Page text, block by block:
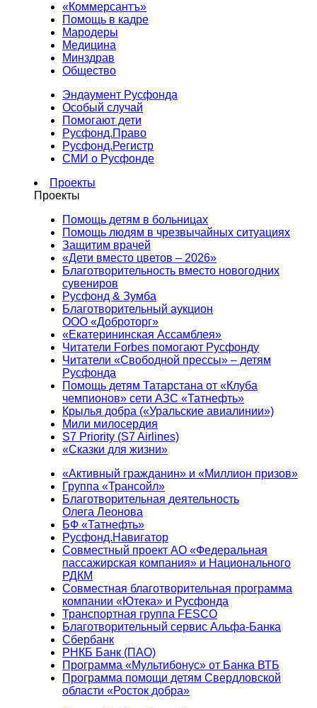
«Коммерсантъ»
Помощь в кадре
Мародеры
Медицина
Минздрав
Общество
Эндаумент Русфонда
Особый случай
Помогают дети
Русфонд.Право
Русфонд.Регистр
СМИ о Русфонде
Проекты
Проекты
Помощь детям в больницах
Помощь людям в чрезвычайных ситуациях
Защитим врачей
«Дети вместо цветов – 2026»
Благотворительность вместо новогодних
сувениров
Русфонд & Зумба
Благотворительный аукцион
ООО «Доброторг»
«Екатерининская Ассамблея»
Читатели Forbes помогают Русфонду
Читатели «Свободной прессы» – детям
Русфонда
Помощь детям Татарстана от «Клуба
чемпионов» сети АЗС «Татнефть»
Крылья добра («Уральские авиалинии»)
Мили милосердия
S7 Priority (S7 Airlines)
«Сказки для жизни»
«Активный гражданин» и «Миллион призов»
Группа «Трансойл»
Благотворительная деятельность
Олега Леонова
БФ «Татнефть»
Русфонд.Навигатор
Совместный проект АО «Федеральная
пассажирская компания» и Национального
РДКМ
Совместная благотворительная программа
компании «Ютека» и Русфонда
Транспортная группа FESCO
Благотворительный сервис Альфа-Банка
Сбербанк
РНКБ Банк (ПАО)
Программа «Мультибонус» от Банка ВТБ
Программа помощи детям Свердловской
области «Росток добра»